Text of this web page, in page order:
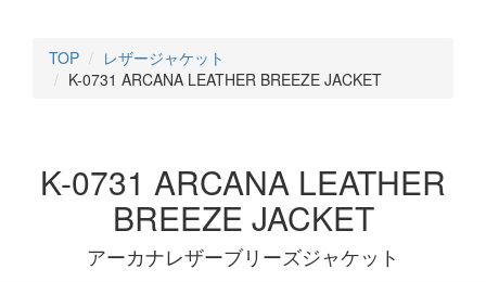
TOP
レザージャケット
K-0731 ARCANA LEATHER BREEZE JACKET
K-0731 ARCANA LEATHER
BREEZE JACKET
アーカナレザーブリーズジャケット